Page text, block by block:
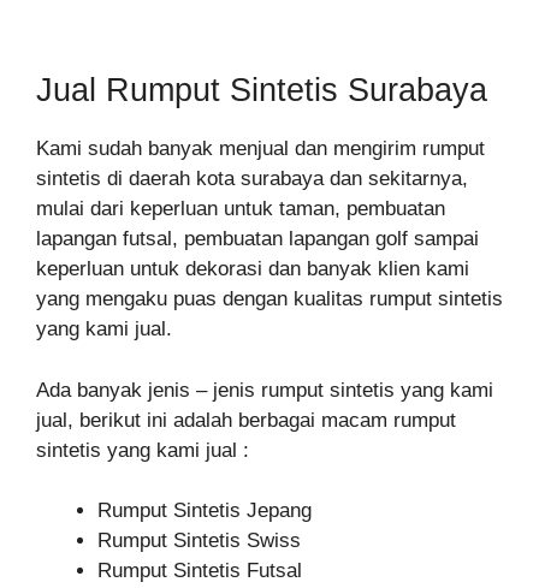
Jual Rumput Sintetis Surabaya
Kami sudah banyak menjual dan mengirim rumput
sintetis di daerah kota surabaya dan sekitarnya,
mulai dari keperluan untuk taman, pembuatan
lapangan futsal, pembuatan lapangan golf sampai
keperluan untuk dekorasi dan banyak klien kami
yang mengaku puas dengan kualitas rumput sintetis
yang kami jual.
Ada banyak jenis – jenis rumput sintetis yang kami
jual, berikut ini adalah berbagai macam rumput
sintetis yang kami jual :
Rumput Sintetis Jepang
Rumput Sintetis Swiss
Rumput Sintetis Futsal